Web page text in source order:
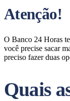
Atenção!
O Banco 24 Horas
você precise sacar
preciso fazer duas
Quais